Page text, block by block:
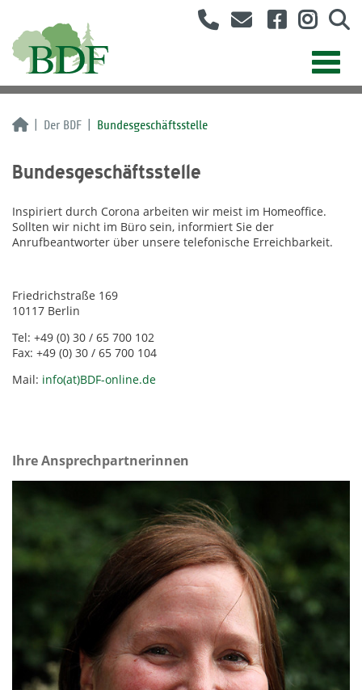
Der BDF Bundesgeschäftsstelle
Bundesgeschäftsstelle
Inspiriert durch Corona arbeiten wir meist im Homeoffice.
Sollten wir nicht im Büro sein, informiert Sie der
Anrufbeantworter über unsere telefonische Erreichbarkeit.
Friedrichstraße 169
10117 Berlin
Tel: +49 (0) 30 / 65 700 102
Fax: +49 (0) 30 / 65 700 104
Mail: info(at)BDF-online.de
Ihre Ansprechpartnerinnen